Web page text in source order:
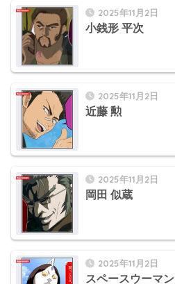
2025年11月2日
小銭形 平次
2025年11月2日
近藤 勲
2025年11月2日
岡田 似蔵
2025年11月2日
スペースウーマン